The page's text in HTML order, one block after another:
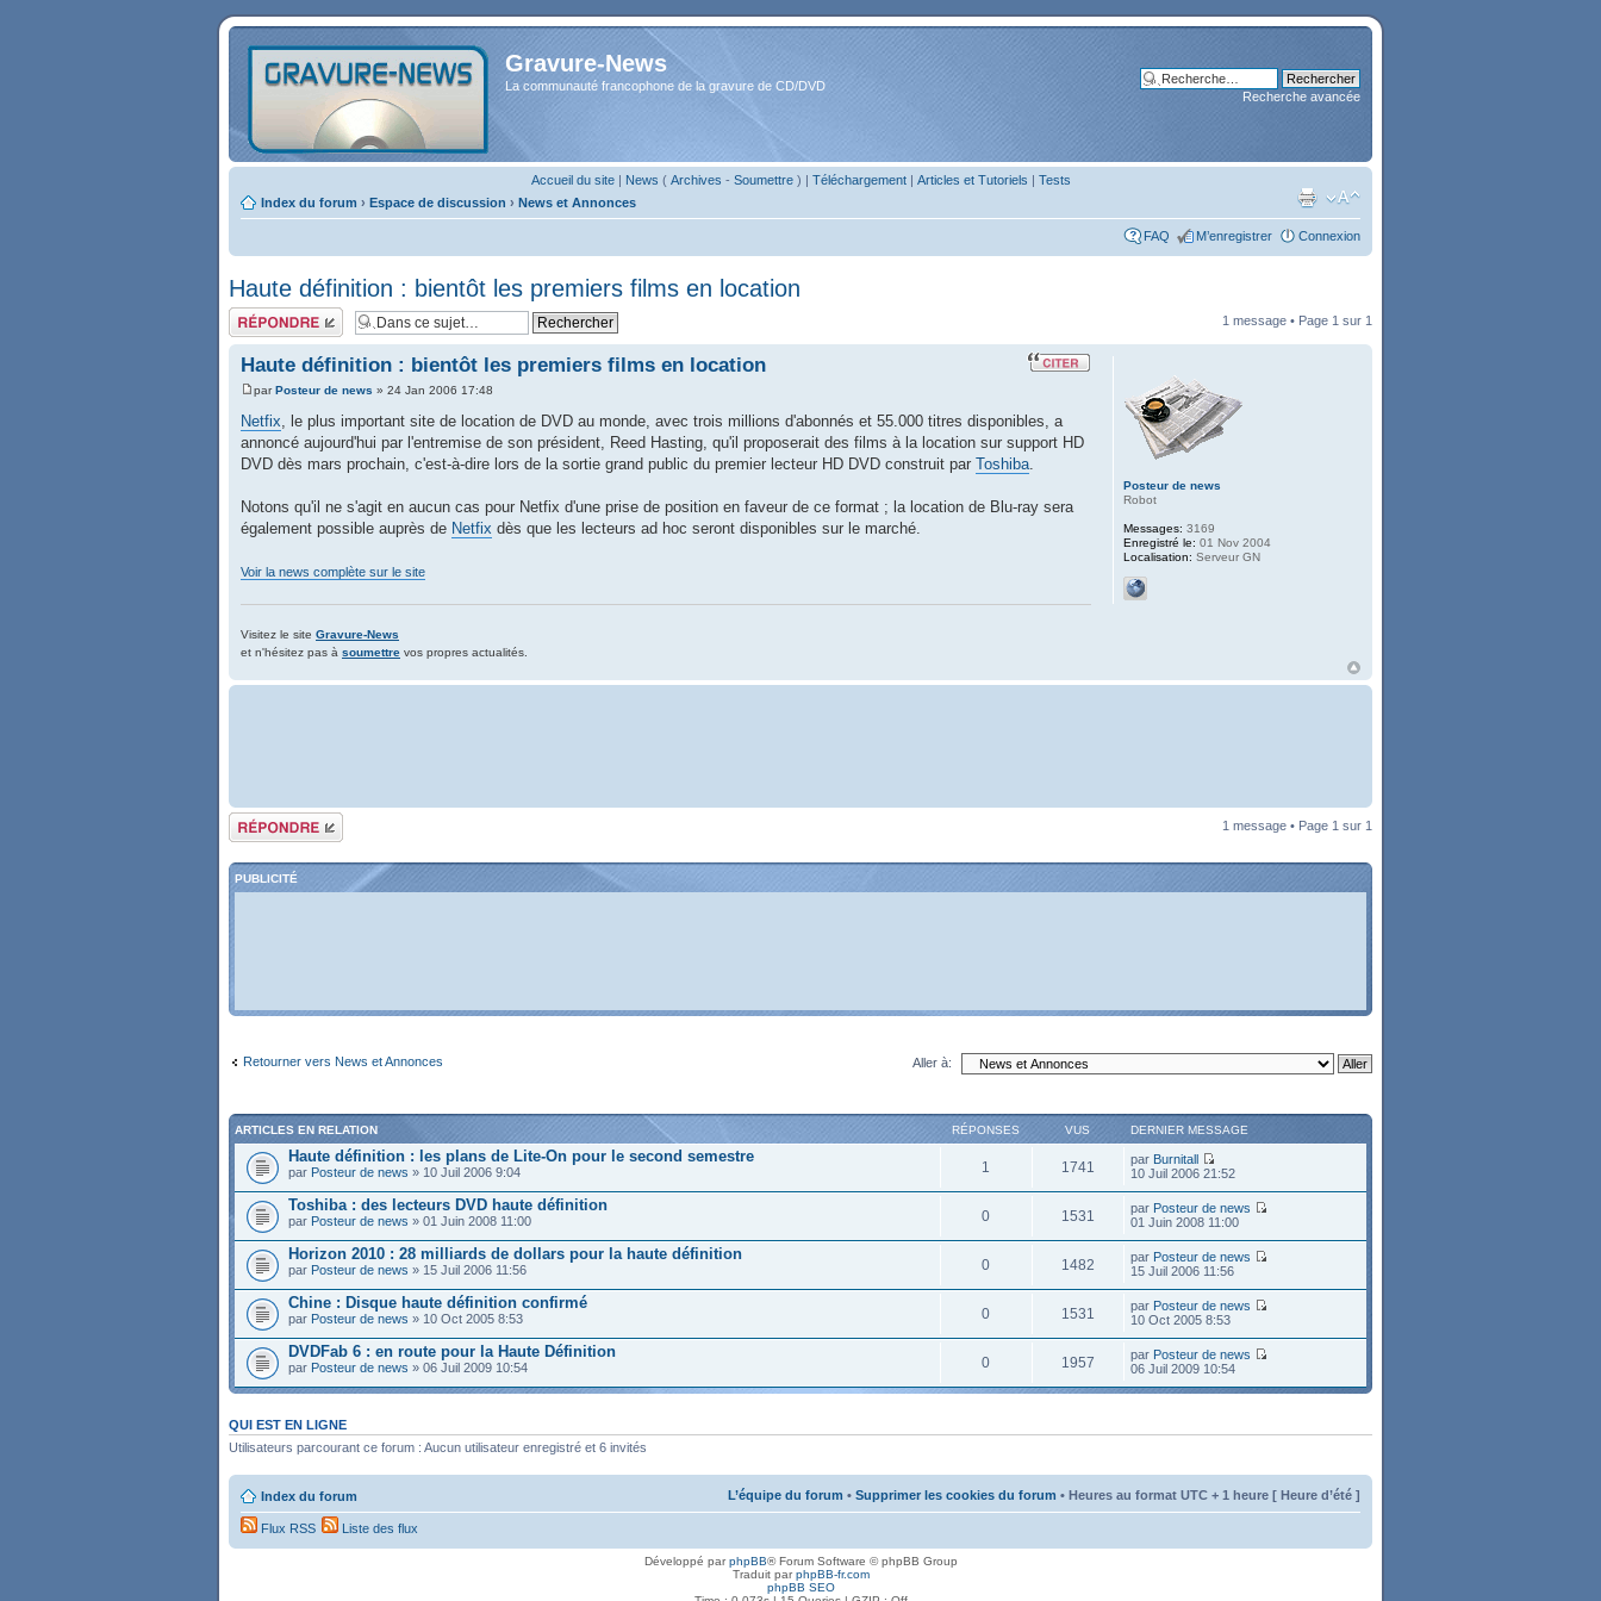
Gravure-News
La communauté francophone de la gravure de CD/DVD
Recherche avancée
Accueil du site| News ( Archives - Soumettre) | Téléchargement| Articles et Tutoriels | Tests
Index du forum › Espace de discussion › News et Annonces
FAQ M’enregistrer Connexion
Haute définition : bientôt les premiers films en location
Répondre 1 message • Page 1 sur 1
Haute définition : bientôt les premiers films en location
parPosteur de news » 24 Jan 2006 17:48
Netfix, le plus important site de location de DVD au monde, avec trois millions d'abonnés et 55.000 titres disponibles, a
annoncé aujourd'hui par l'entremise de son président, Reed Hasting, qu'il proposerait des films à la location sur support HD
DVD dès mars prochain, c'est-à-dire lors de la sortie grand public du premier lecteur HD DVD construit par Toshiba.
Notons qu'il ne s'agit en aucun cas pour Netfix d'une prise de position en faveur de ce format ; la location de Blu-ray sera
également possible auprès de Netfix dès que les lecteurs ad hoc seront disponibles sur le marché.
Voir la news complète sur le site
Visitez le site Gravure-News
et n'hésitez pas à soumettre vos propres actualités.
Posteur de news
Robot
Messages: 3169
Enregistré le: 01 Nov 2004
Localisation: Serveur GN
Répondre 1 message • Page 1 sur 1
PUBLICITÉ
Retourner vers News et Annonces Aller à:
ARTICLES EN RELATION RÉPONSES VUS DERNIER MESSAGE
Haute définition : les plans de Lite-On pour le second semestre
par Posteur de news » 10 Juil 2006 9:04 1 1741 par Burnitall
10 Juil 2006 21:52
Toshiba : des lecteurs DVD haute définition
par Posteur de news » 01 Juin 2008 11:00 0 1531 par Posteur de news
01 Juin 2008 11:00
Horizon 2010 : 28 milliards de dollars pour la haute définition
par Posteur de news » 15 Juil 2006 11:56 0 1482 par Posteur de news
15 Juil 2006 11:56
Chine : Disque haute définition confirmé
par Posteur de news » 10 Oct 2005 8:53 0 1531 par Posteur de news
10 Oct 2005 8:53
DVDFab 6 : en route pour la Haute Définition
par Posteur de news » 06 Juil 2009 10:54 0 1957 par Posteur de news
06 Juil 2009 10:54
QUI EST EN LIGNE
Utilisateurs parcourant ce forum : Aucun utilisateur enregistré et 6 invités
Index du forum L’équipe du forum • Supprimer les cookies du forum • Heures au format UTC + 1 heure [ Heure d’été ]
Flux RSS Liste des flux
Développé parphpBB® Forum Software © phpBB Group
Traduit parphpBB-fr.com
phpBB SEO